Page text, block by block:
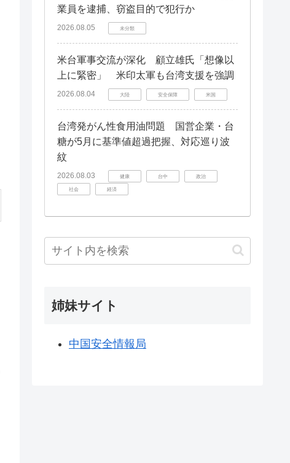
業員を逮捕、窃盗目的で犯行か
2026.08.05 未分類
米台軍事交流が深化 顧立雄氏「想像以
上に緊密」 米印太軍も台湾支援を強調
2026.08.04 大陸 安全保障 米国
台湾発がん性食用油問題 国営企業・台
糖が5月に基準値超過把握、対応巡り波
紋
2026.08.03 健康 台中 政治
社会 経済
姉妹サイト
中国安全情報局